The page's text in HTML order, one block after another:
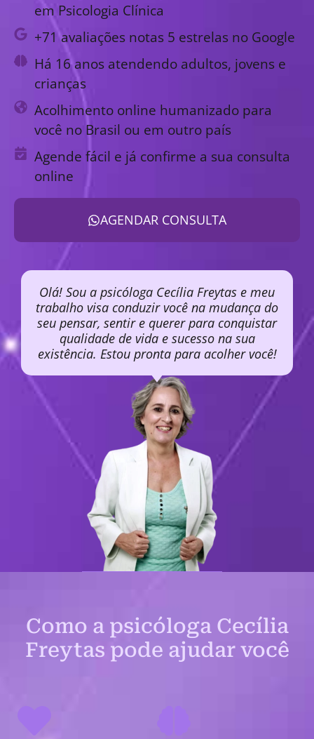
em Psicologia Clínica
+71 avaliações notas 5 estrelas no Google
Há 16 anos atendendo adultos, jovens e
crianças
Acolhimento online humanizado para
você no Brasil ou em outro país
Agende fácil e já confirme a sua consulta
online
AGENDAR CONSULTA
Olá! Sou a psicóloga Cecília Freytas e meu
trabalho visa conduzir você na mudança do
seu pensar, sentir e querer para conquistar
qualidade de vida e sucesso na sua
existência. Estou pronta para acolher você!
Como a psicóloga Cecília
Freytas pode ajudar você